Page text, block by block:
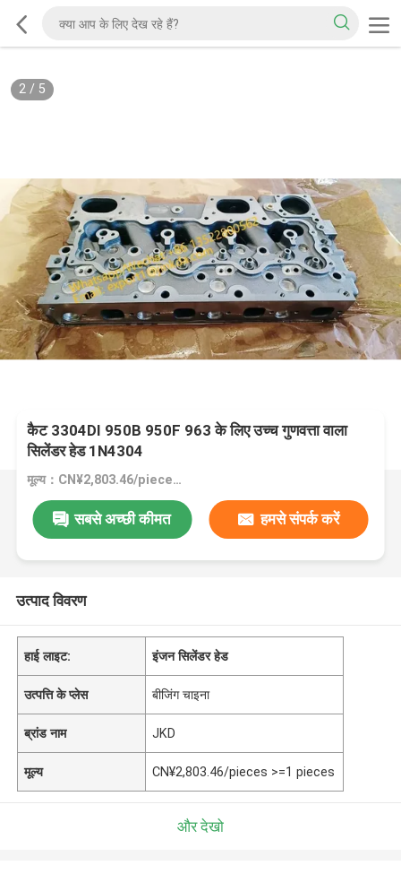
2/ 5
कैट 3304DI 950B 950F 963 के लिए उच्च गुणवत्ता वाला
सिलेंडर हेड 1N4304
मूल्य：CN¥2,803.46/pieces >=1 pieces
सबसे अच्छी कीमत हमसे संपर्क करें
उत्पाद विवरण
हाई लाइट: इंजन सिलेंडर हेड
उत्पत्ति के प्लेस बीजिंग चाइना
ब्रांड नाम JKD
मूल्य CN¥2,803.46/pieces >=1 pieces
और देखो